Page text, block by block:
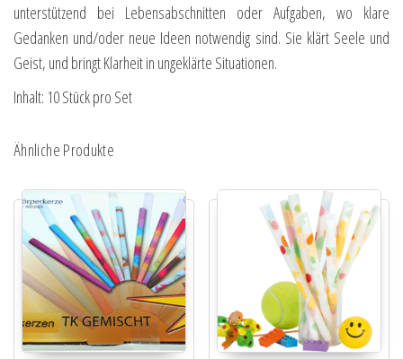
unterstützend bei Lebensabschnitten oder Aufgaben, wo klare
Gedanken und/oder neue Ideen notwendig sind. Sie klärt Seele und
Geist, und bringt Klarheit in ungeklärte Situationen.
Inhalt: 10 Stück pro Set
Ähnliche Produkte